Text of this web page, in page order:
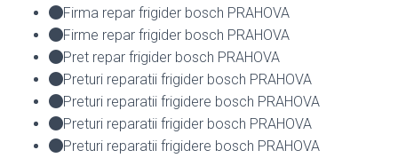
Firma repar frigider bosch PRAHOVA
Firme repar frigider bosch PRAHOVA
Pret repar frigider bosch PRAHOVA
Preturi reparatii frigider bosch PRAHOVA
Preturi reparatii frigidere bosch PRAHOVA
Preturi reparatii frigider bosch PRAHOVA
Preturi reparatii frigidere bosch PRAHOVA